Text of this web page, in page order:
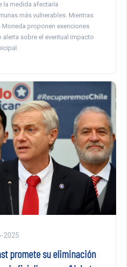
la medida afectaría
más vulnerables. Mientras
Moneda proponen exenciones
sobre el eventual impacto
2025
promete su eliminación